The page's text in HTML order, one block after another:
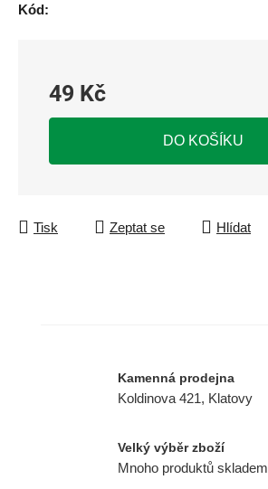
Kód:
49 Kč
Měrná cena:
DO KOŠÍKU
Tisk Zeptat se Hlídat
Kamenná prodejna
Koldinova 421, Klatovy
Velký výběr zboží
Mnoho produktů skladem